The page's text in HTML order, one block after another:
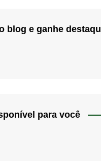
blog e ganhe
para você